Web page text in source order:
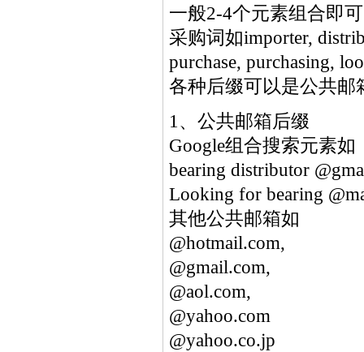
一般2-4个元素组合即
采购词如importer,
purchase, purchasing,
各种后缀可以是公共邮
1、公共邮箱后缀
Google组合搜索元素如
bearing distributor
Looking for bearing
其他公共邮箱如
@hotmail.com,
@gmail.com,
@aol.com,
@yahoo.com
@yahoo.co.jp